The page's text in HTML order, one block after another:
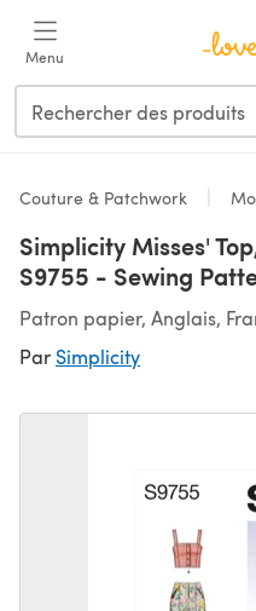
Menu
Couture & Patchwork
Simplicity Misses'
S9755 - Sewing
Patron papier, Anglais,
Par Simplicity